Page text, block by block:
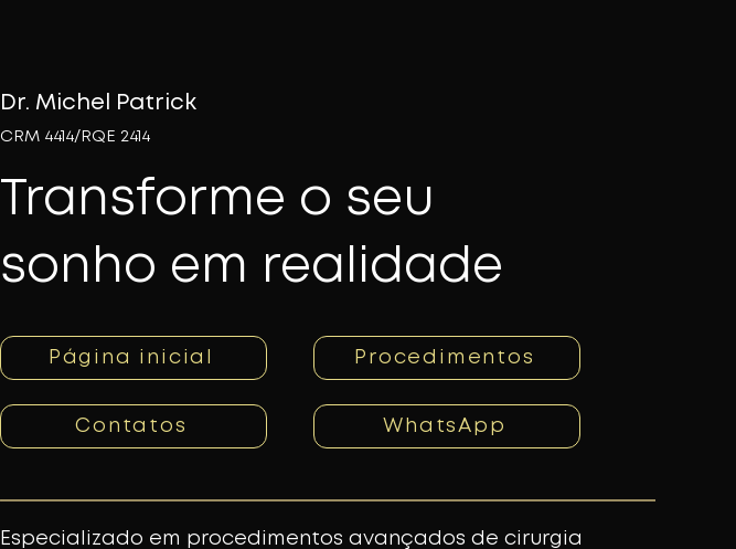
Dr. Michel Patrick
​CRM 4414/RQE 2414
Transforme o seu
sonho em realidade
Página inicial
Contatos
Procedimentos
WhatsApp
Especializado em procedimentos avançados de cirurgia